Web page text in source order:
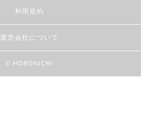
利用規約
運営会社について
© HOBONICHI